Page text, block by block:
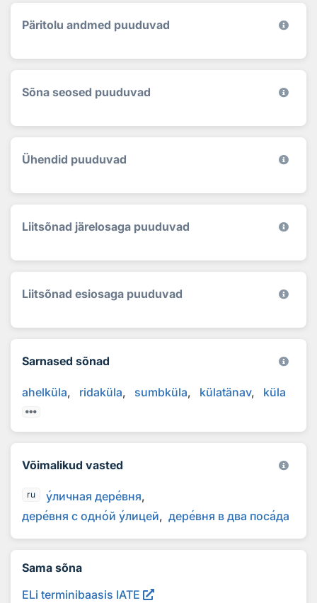
Päritolu andmed puuduvad
Sõna seosed puuduvad
Ühendid puuduvad
Liitsõnad järelosaga puuduvad
Liitsõnad esiosaga puuduvad
Sarnased sõnad
ahelküla ridaküla sumbküla külatänav küla
Võimalikud vasted
ru уличная деревня
деревня с одной улицей деревня в два посада
Sama sõna
ELi terminibaasis IATE